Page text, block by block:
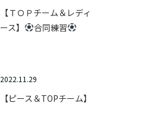
【ＴＯＰチーム＆レディ
ース】
合同練習
2022.11.29
【ピース＆TOPチーム】